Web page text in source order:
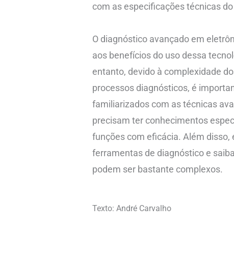
com as especificações técnicas
O diagnóstico avançado em
aos benefícios do uso dessa
entanto, devido à complexidade
processos diagnósticos, é
familiarizados com as técnicas
precisam ter conhecimentos
funções com eficácia. Além
ferramentas de diagnóstico e
podem ser bastante complexos.
Texto: André Carvalho